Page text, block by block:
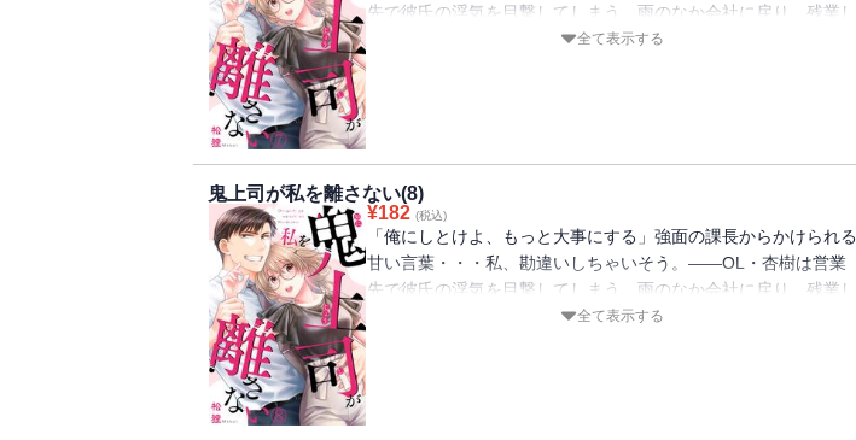
先で彼氏の浮気を目撃してしまう。雨のなか会社に戻り、残業し
ながら落ち込んでいると優しくジャケットをかぶせてくれる男性
きれない彼氏が再び接近してきて・・・
全て表示する
鬼上司が私を離さない(8)
¥182 (税込)
「俺にしとけよ、もっと大事にする」強面の課長からかけられる
甘い言葉・・・私、勘違いしちゃいそう。――OL・杏樹は営業
先で彼氏の浮気を目撃してしまう。雨のなか会社に戻り、残業し
ながら落ち込んでいると優しくジャケットをかぶせてくれる男性
全て表示する